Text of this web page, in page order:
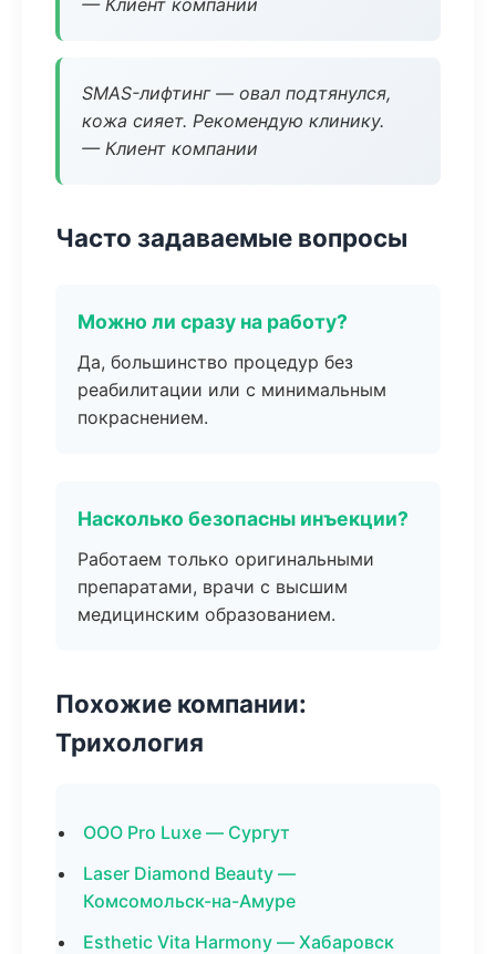
— Клиент компании
SMAS-лифтинг — овал подтянулся,
кожа сияет. Рекомендую клинику.
— Клиент компании
Часто задаваемые вопросы
Можно ли сразу на работу?
Да, большинство процедур без
реабилитации или с минимальным
покраснением.
Насколько безопасны инъекции?
Работаем только оригинальными
препаратами, врачи с высшим
медицинским образованием.
Похожие компании:
Трихология
ООО Pro Luxe — Сургут
Laser Diamond Beauty —
Комсомольск-на-Амуре
Esthetic Vita Harmony — Хабаровск